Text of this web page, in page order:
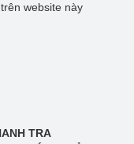
website này
TRA